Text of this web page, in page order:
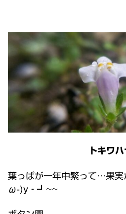
トキワ
葉っぱが一年中繁って…果
ω-)y‐┛~~